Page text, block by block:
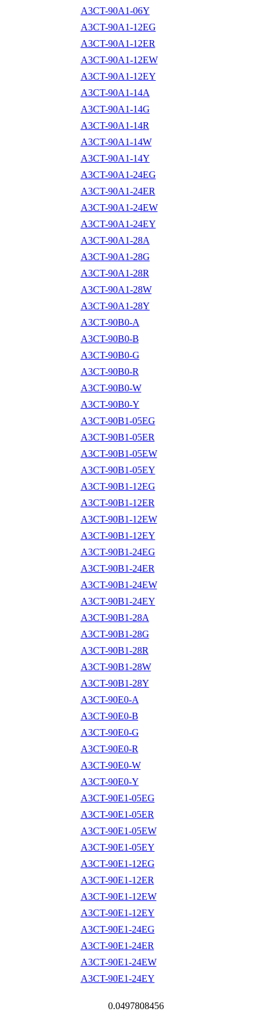
A3CT-90A1-06Y
A3CT-90A1-12EG
A3CT-90A1-12ER
A3CT-90A1-12EW
A3CT-90A1-12EY
A3CT-90A1-14A
A3CT-90A1-14G
A3CT-90A1-14R
A3CT-90A1-14W
A3CT-90A1-14Y
A3CT-90A1-24EG
A3CT-90A1-24ER
A3CT-90A1-24EW
A3CT-90A1-24EY
A3CT-90A1-28A
A3CT-90A1-28G
A3CT-90A1-28R
A3CT-90A1-28W
A3CT-90A1-28Y
A3CT-90B0-A
A3CT-90B0-B
A3CT-90B0-G
A3CT-90B0-R
A3CT-90B0-W
A3CT-90B0-Y
A3CT-90B1-05EG
A3CT-90B1-05ER
A3CT-90B1-05EW
A3CT-90B1-05EY
A3CT-90B1-12EG
A3CT-90B1-12ER
A3CT-90B1-12EW
A3CT-90B1-12EY
A3CT-90B1-24EG
A3CT-90B1-24ER
A3CT-90B1-24EW
A3CT-90B1-24EY
A3CT-90B1-28A
A3CT-90B1-28G
A3CT-90B1-28R
A3CT-90B1-28W
A3CT-90B1-28Y
A3CT-90E0-A
A3CT-90E0-B
A3CT-90E0-G
A3CT-90E0-R
A3CT-90E0-W
A3CT-90E0-Y
A3CT-90E1-05EG
A3CT-90E1-05ER
A3CT-90E1-05EW
A3CT-90E1-05EY
A3CT-90E1-12EG
A3CT-90E1-12ER
A3CT-90E1-12EW
A3CT-90E1-12EY
A3CT-90E1-24EG
A3CT-90E1-24ER
A3CT-90E1-24EW
A3CT-90E1-24EY
0.0497808456